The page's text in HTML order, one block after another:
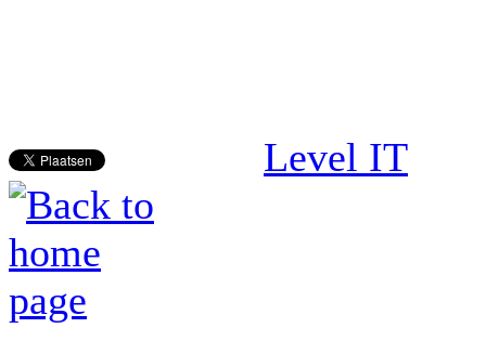
Level IT